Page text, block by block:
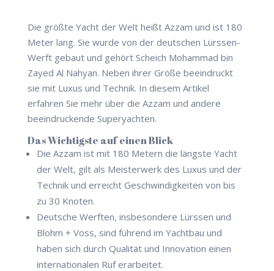
Die größte Yacht der Welt heißt Azzam und ist 180
Meter lang. Sie wurde von der deutschen Lürssen-
Werft gebaut und gehört Scheich Mohammad bin
Zayed Al Nahyan. Neben ihrer Größe beeindruckt
sie mit Luxus und Technik. In diesem Artikel
erfahren Sie mehr über die Azzam und andere
beeindruckende Superyachten.
Das Wichtigste auf einen Blick
Die Azzam ist mit 180 Metern die längste Yacht
der Welt, gilt als Meisterwerk des Luxus und der
Technik und erreicht Geschwindigkeiten von bis
zu 30 Knoten.
Deutsche Werften, insbesondere Lürssen und
Blohm + Voss, sind führend im Yachtbau und
haben sich durch Qualität und Innovation einen
internationalen Ruf erarbeitet.